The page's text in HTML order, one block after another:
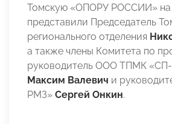
Томскую «ОПОРУ РОССИИ»
представили Председатель
регионального отделения
а также члены Комитета по
руководитель ООО ТПМК
Максим Валевич и
РМЗ» Сергей Онкин.